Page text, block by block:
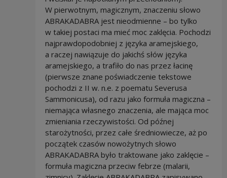
W pierwotnym, magicznym, znaczeniu słowo
ABRAKADABRA jest nieodmienne – bo tylko
w takiej postaci ma mieć moc zaklęcia. Pochodzi
najprawdopodobniej z języka aramejskiego,
a raczej nawiązuje do jakichś słów języka
aramejskiego, a trafiło do nas przez łacinę
(pierwsze znane poświadczenie tekstowe
pochodzi z II w. n.e. z poematu Severusa
Sammonicusa), od razu jako formuła magiczna –
niemająca własnego znaczenia, ale mająca moc
zmieniania rzeczywistości. Od późnej
starożytności, przez całe średniowiecze, aż po
początek czasów nowożytnych słowo
ABRAKADABRA było traktowane jako zaklęcie –
formuła magiczna przeciw febrze (malarii,